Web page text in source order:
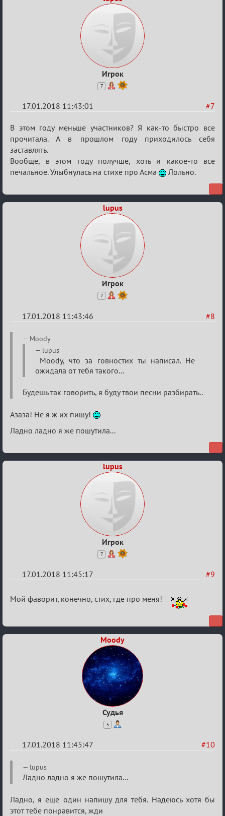
Игрок
7
#7
17.01.2018 11:43:01
Re:
Мафский
Стихоплёт
(обсуждение)
В этом году меньше участников? Я как-то быстро все
прочитала. А в прошлом году приходилось себя
заставлять.
Вообще, в этом году получше, хоть и какое-то все
печальное. Улыбнулась на стихе про Асма
Лольно.
lupus
Игрок
7
#8
17.01.2018 11:43:46
Re:
Мафский
Стихоплёт
(обсуждение)
Moody
lupus
Moody, что за говностих ты написал. Не
ожидала от тебя такого...
Будешь так говорить, я буду твои песни разбирать..
Азаза! Не я ж их пишу!
Ладно ладно я же пошутила...
lupus
Игрок
7
#9
17.01.2018 11:45:17
Re:
(обсуждение)
Мой фаворит, конечно, стих, где про меня!
Moody
Судья
5
#10
17.01.2018 11:45:47
Re:
Мафский
(обсуждение)
lupus
Ладно ладно я же пошутила...
Ладно, я еще один напишу для тебя. Надеюсь хотя бы
этот тебе понравится, жди